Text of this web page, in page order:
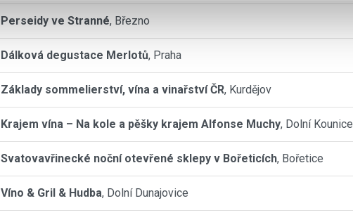
Perseidy ve Stranné, Březno
Dálková degustace Merlotů, Praha
Základy sommelierství, vína a vinařství ČR, Kurdějov
Krajem vína – Na kole a pěšky krajem Alfonse Muchy, Dolní Kounice
Svatovavřinecké noční otevřené sklepy v Bořeticích, Bořetice
Víno & Gril & Hudba, Dolní Dunajovice